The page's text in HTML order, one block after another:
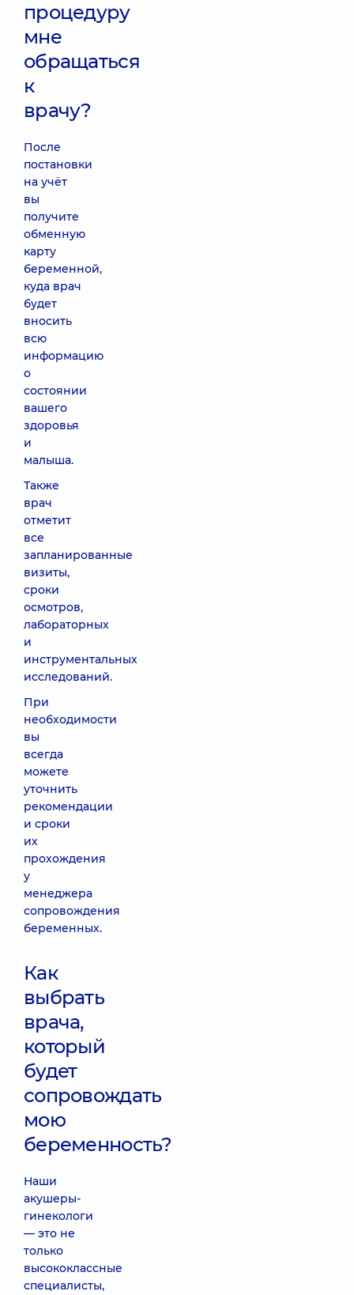
процедуру
мне
обращаться
к
врачу?
После
постановки
на учёт
вы
получите
обменную
карту
беременной,
куда врач
будет
вносить
всю
информацию
о
состоянии
вашего
здоровья
и
малыша.
Также
врач
отметит
все
запланированные
визиты,
сроки
осмотров,
лабораторных
и
инструментальных
исследований.
При
необходимости
вы
всегда
можете
уточнить
рекомендации
и сроки
их
прохождения
у
менеджера
сопровождения
беременных.
Как
выбрать
врача,
который
будет
сопровождать
мою
беременность?
Наши
акушеры-
гинекологи
— это не
только
высококлассные
специалисты,